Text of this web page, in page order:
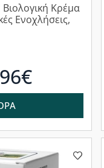
Κρέμα
Ενοχλήσεις,